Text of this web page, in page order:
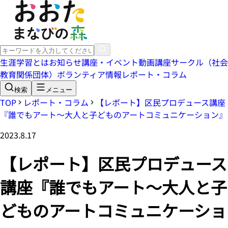
生涯学習とはお知らせ講座・イベント動画講座サークル（社会
教育関係団体） ボランティア情報レポート・コラム
検索 メニュー
TOP レポート・コラム
【レポート】区民プロデュース講座
『誰でもアート～大人と子どものアートコミュニケーション』
2023.8.17
【レポート】区民プロデュース
講座『誰でもアート～大人と子
どものアートコミュニケーショ